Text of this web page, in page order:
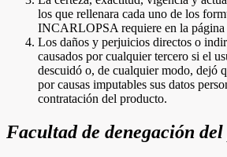
los que rellenara cada uno de los
INCARLOPSA requiere en la página
Los daños y perjuicios directos o
causados por cualquier tercero si el
descuidó o, de cualquier modo, dejó
por causas imputables sus datos
contratación del producto.
Facultad de denegación